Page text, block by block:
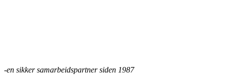
-en sikker samarbeidspartner siden 1987